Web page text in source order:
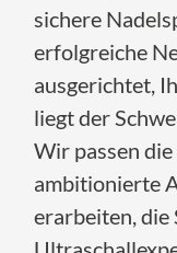
sichere
erfolgreiche
ausgerichtet,
liegt der
Wir passen
ambitionierte
erarbeiten, die